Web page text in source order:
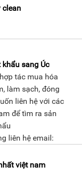
clean
sang Úc
tác mua hóa
làm sạch, đóng
liên hệ với các
để tìm ra sản
liên hệ email:
việt nam